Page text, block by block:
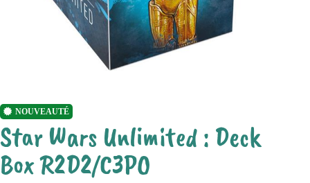
NOUVEAUTÉ
Star Wars Unlimited : Deck
Box R2D2/C3PO